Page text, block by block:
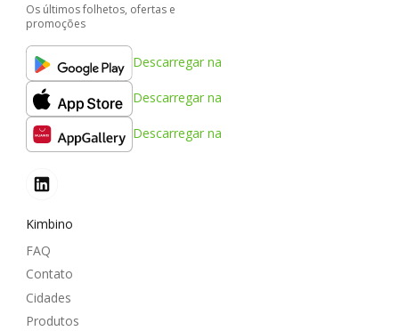
Os últimos folhetos, ofertas e
promoções
Descarregar na
Descarregar na
Descarregar na
Kimbino
FAQ
Contato
Cidades
Produtos